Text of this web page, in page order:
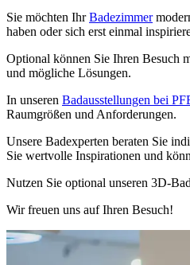
Sie möchten IhrBadezimmer
haben oder sich erst einmal
Optional können Sie Ihren Besuch
und mögliche Lösungen.
In unseren Badausstellungen bei
Raumgrößen und Anforderungen.
Unsere Badexperten beraten Sie
Sie wertvolle Inspirationen und
Nutzen Sie optional unseren 3D-
Wir freuen uns auf Ihren Besuch!